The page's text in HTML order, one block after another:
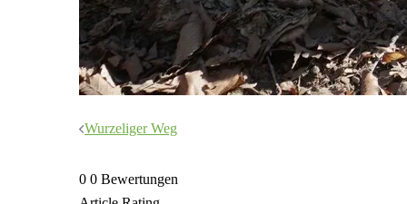
Beitragsnavigation
Wurzeliger Weg
0 0 Bewertungen